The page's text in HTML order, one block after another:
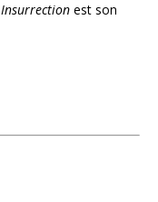
Insurrection est son